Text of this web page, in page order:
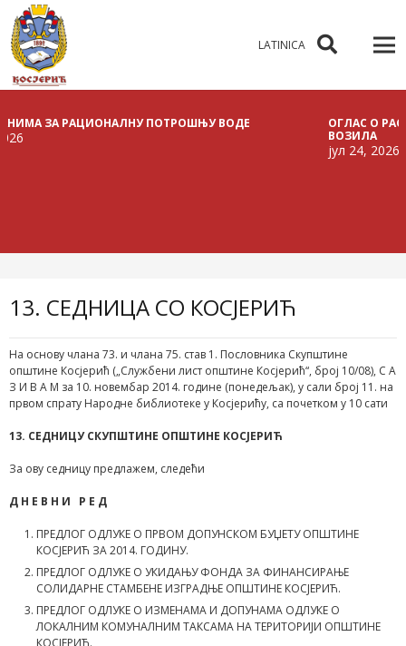
LATINICA
ЗА РАЦИОНАЛНУ ПОТРОШЊУ ВОДЕ
ОГЛАС О
ВОЗИЛА
јул 24, 2026
13. СЕДНИЦА СО КОСЈЕРИЋ
На основу члана 73. и члана 75. став 1. Пословника Скупштине
општине Косјерић („Службени лист општине Косјерић“, број 10/08), С А
З И В А М за 10. новембар 2014. године (понедељак), у сали број 11. на
првом спрату Народне библиотеке у Косјерићу, са почетком у 10 сати
13. СЕДНИЦУ СКУПШТИНЕ ОПШТИНЕ КОСЈЕРИЋ
За ову седницу предлажем, следећи
Д Н Е В Н И Р Е Д
ПРЕДЛОГ ОДЛУКЕ О ПРВОМ ДОПУНСКОМ БУЏЕТУ ОПШТИНЕ
КОСЈЕРИЋ ЗА 2014. ГОДИНУ.
ПРЕДЛОГ ОДЛУКЕ О УКИДАЊУ ФОНДА ЗА ФИНАНСИРАЊЕ
СОЛИДАРНЕ СТАМБЕНЕ ИЗГРАДЊЕ ОПШТИНЕ КОСЈЕРИЋ.
ПРЕДЛОГ ОДЛУКЕ О ИЗМЕНАМА И ДОПУНАМА ОДЛУКЕ О
ЛОКАЛНИМ КОМУНАЛНИМ ТАКСАМА НА ТЕРИТОРИЈИ ОПШТИНЕ